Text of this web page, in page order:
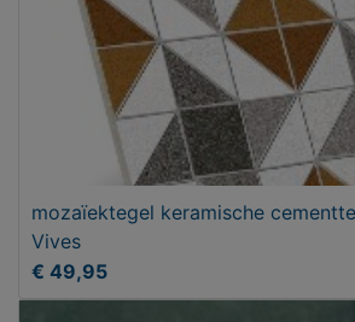
mozaïektegel keramische
Vives
€ 49,95